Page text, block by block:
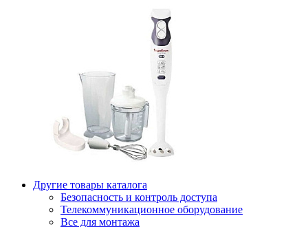
Другие товары каталога
Безопасность и контроль доступа
Телекоммуникационное оборудование
Все для монтажа